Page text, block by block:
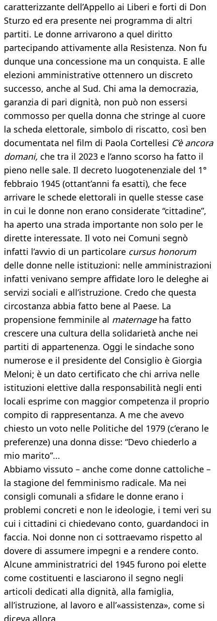
caratterizzante dell’Appello ai Liberi e forti di Don
Sturzo ed era presente nei programma di altri
partiti. Le donne arrivarono a quel diritto
partecipando attivamente alla Resistenza. Non fu
dunque una concessione ma un conquista. E alle
elezioni amministrative ottennero un discreto
successo, anche al Sud. Chi ama la democrazia,
garanzia di pari dignità, non può non essersi
commosso per quella donna che stringe al cuore
la scheda elettorale, simbolo di riscatto, così ben
documentata nel film di Paola Cortellesi C’è ancora
domani, che tra il 2023 e l’anno scorso ha fatto il
pieno nelle sale. Il decreto luogotenenziale del 1°
febbraio 1945 (ottant’anni fa esatti), che fece
arrivare le schede elettorali in quelle stesse case
in cui le donne non erano considerate “cittadine”,
ha aperto una strada importante non solo per le
dirette interessate. Il voto nei Comuni segnò
infatti l’avvio di un particolare cursus honorum
delle donne nelle istituzioni: nelle amministrazioni
infatti venivano sempre affidate loro le deleghe ai
servizi sociali e all’istruzione. Credo che questa
circostanza abbia fatto bene al Paese. La
propensione femminile al maternageha fatto
crescere una cultura della solidarietà anche nei
partiti di appartenenza. Oggi le sindache sono
numerose e il presidente del Consiglio è Giorgia
Meloni; è un dato certificato che chi arriva nelle
istituzioni elettive dalla responsabilità negli enti
locali esprime con maggior competenza il proprio
compito di rappresentanza. A me che avevo
chiesto un voto nelle Politiche del 1979 (c’erano le
preferenze) una donna disse: “Devo chiederlo a
mio marito”...
Abbiamo vissuto – anche come donne cattoliche –
la stagione del femminismo radicale. Ma nei
consigli comunali a sfidare le donne erano i
problemi concreti e non le ideologie, i temi veri su
cui i cittadini ci chiedevano conto, guardandoci in
faccia. Noi donne non ci sottraevamo rispetto al
dovere di assumere impegni e a rendere conto.
Alcune amministratrici del 1945 furono poi elette
come costituenti e lasciarono il segno negli
articoli dedicati alla dignità, alla famiglia,
all’istruzione, al lavoro e all’«assistenza», come si
diceva allora.